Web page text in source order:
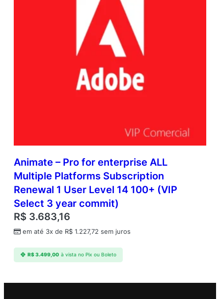
Animate – Pro for enterprise ALL
Multiple Platforms Subscription
Renewal 1 User Level 14 100+ (VIP
Select 3 year commit)
R$ 3.683,16
em até 3x de R$ 1.227,72 sem juros
R$3.499,00 à vista no Pix ou Boleto